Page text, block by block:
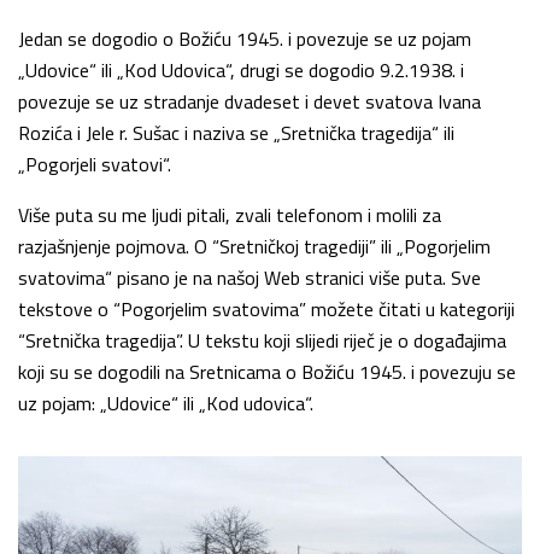
Jedan se dogodio o Božiću 1945. i povezuje se uz pojam
„Udovice“ ili „Kod Udovica“, drugi se dogodio 9.2.1938. i
povezuje se uz stradanje dvadeset i devet svatova Ivana
Rozića i Jele r. Sušac i naziva se „Sretnička tragedija“ ili
„Pogorjeli svatovi“.
Više puta su me ljudi pitali, zvali telefonom i molili za
razjašnjenje pojmova. O “Sretničkoj tragediji” ili „Pogorjelim
svatovima“ pisano je na našoj Web stranici više puta. Sve
tekstove o “Pogorjelim svatovima” možete čitati u kategoriji
“Sretnička tragedija”. U tekstu koji slijedi riječ je o događajima
koji su se dogodili na Sretnicama o Božiću 1945. i povezuju se
uz pojam: „Udovice“ ili „Kod udovica“.